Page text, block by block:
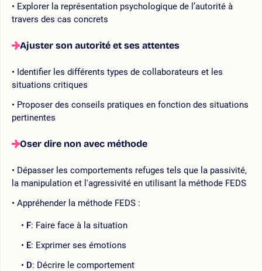
Explorer la représentation psychologique de l’autorité à
travers des cas concrets
Ajuster son autorité et ses attentes
Identifier les différents types de collaborateurs et les
situations critiques
Proposer des conseils pratiques en fonction des situations
pertinentes
Oser dire non avec méthode
Dépasser les comportements refuges tels que la passivité,
la manipulation et l'agressivité en utilisant la méthode FEDS
Appréhender la méthode FEDS :
F: Faire face à la situation
E: Exprimer ses émotions
D: Décrire le comportement